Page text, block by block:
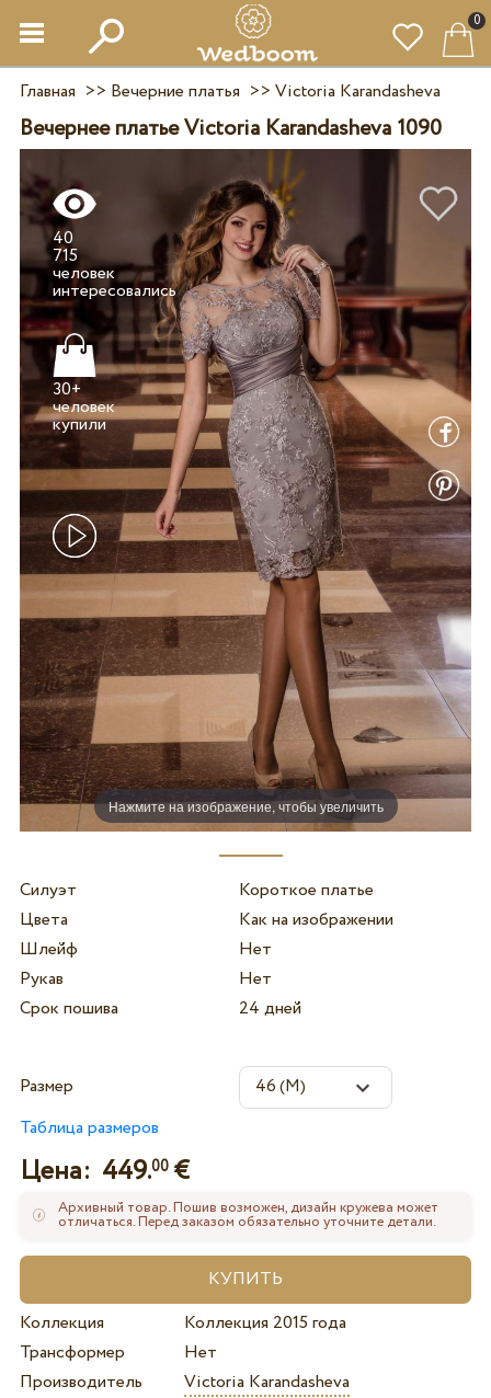
0
Главная >> Вечерние платья >> Victoria Karandasheva
Вечернее платье Victoria Karandasheva 1090
Нажмите на изображение, чтобы увеличить
40
715
человек
интересовались
30+
человек
купили
Силуэт
Короткое платье
Цвета
Как на изображении
Шлейф
Нет
Рукав
Нет
Срок пошива
24 дней
Размер
Таблица размеров
Цена: 449.00€
Архивный товар. Пошив возможен, дизайн кружева может
отличаться. Перед заказом обязательно уточните детали.
Коллекция
Коллекция 2015 года
Трансформер
Нет
Производитель
Victoria Karandasheva